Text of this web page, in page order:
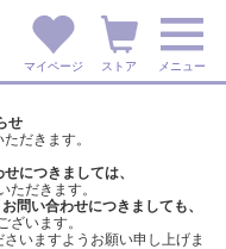
マイページ ストア メニュー
せ
だきます。
につきましては、
ただきます。
お問い合わせにつきましても、
ざいます。
いますようお願い申し上げま